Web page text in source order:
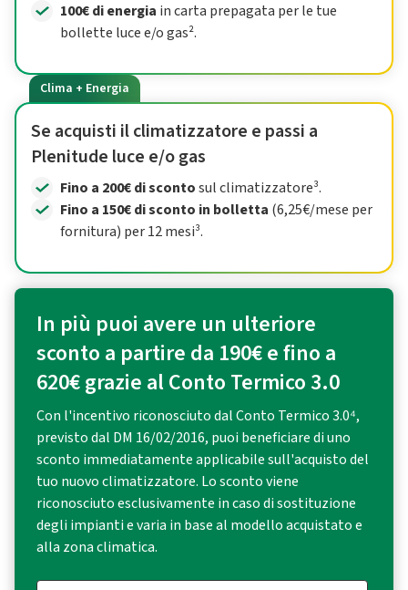
100€ di energia in carta prepagata per le tue
bollette luce e/o gas².
Clima + Energia
Se acquisti il climatizzatore e passi a
Plenitude luce e/o gas
Fino a 200€ di scontosul climatizzatore³.
Fino a 150€ di sconto in bolletta (6,25€/mese per
fornitura) per 12 mesi³.
In più puoi avere un ulteriore
sconto a partire da 190€ e fino a
620€ grazie al Conto Termico 3.0
Con l'incentivo riconosciuto dal Conto Termico 3.0⁴,
previsto dal DM 16/02/2016, puoi beneficiare di uno
sconto immediatamente applicabile sull'acquisto del
tuo nuovo climatizzatore. Lo sconto viene
riconosciuto esclusivamente in caso di sostituzione
degli impianti e varia in base al modello acquistato e
alla zona climatica.